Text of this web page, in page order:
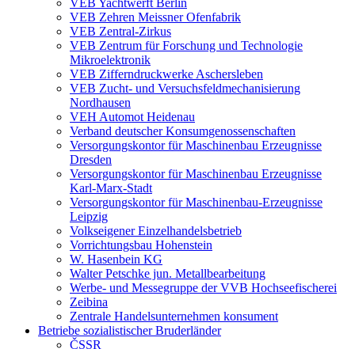
VEB Yachtwerft Berlin
VEB Zehren Meissner Ofenfabrik
VEB Zentral-Zirkus
VEB Zentrum für Forschung und Technologie
Mikroelektronik
VEB Zifferndruckwerke Aschersleben
VEB Zucht- und Versuchsfeldmechanisierung
Nordhausen
VEH Automot Heidenau
Verband deutscher Konsumgenossenschaften
Versorgungskontor für Maschinenbau Erzeugnisse
Dresden
Versorgungskontor für Maschinenbau Erzeugnisse
Karl-Marx-Stadt
Versorgungskontor für Maschinenbau-Erzeugnisse
Leipzig
Volkseigener Einzelhandelsbetrieb
Vorrichtungsbau Hohenstein
W. Hasenbein KG
Walter Petschke jun. Metallbearbeitung
Werbe- und Messegruppe der VVB Hochseefischerei
Zeibina
Zentrale Handelsunternehmen konsument
Betriebe sozialistischer Bruderländer
ČSSR